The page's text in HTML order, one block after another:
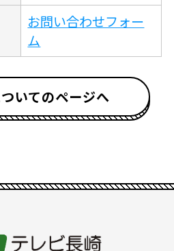
お問い合わせフォー
ム
いてのページへ